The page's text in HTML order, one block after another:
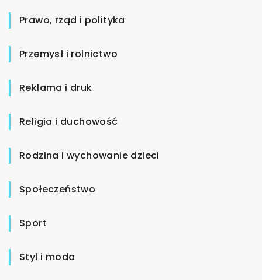
Prawo, rząd i polityka
Przemysł i rolnictwo
Reklama i druk
Religia i duchowość
Rodzina i wychowanie dzieci
Społeczeństwo
Sport
Styl i moda